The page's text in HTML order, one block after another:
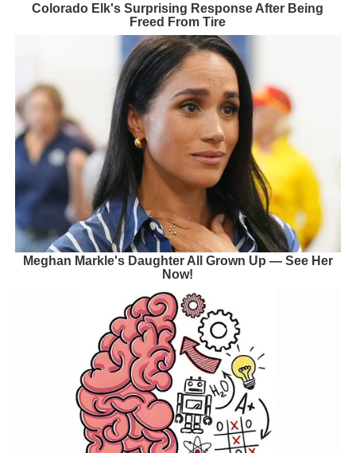
Colorado Elk's Surprising Response After Being
Freed From Tire
Meghan Markle's Daughter All Grown Up — See Her
Now!